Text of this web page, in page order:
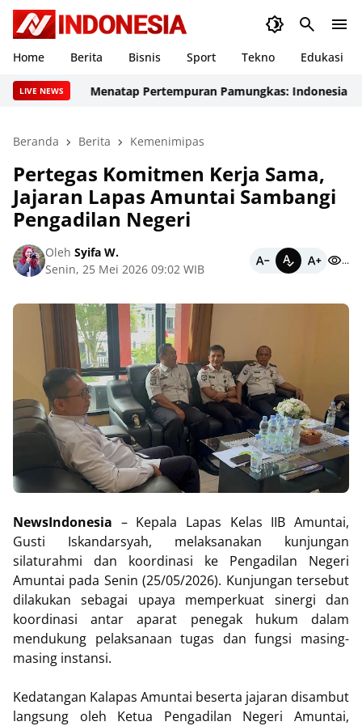
Home Berita Bisnis Sport Tekno Edukasi
LIVE NEWSMenatap Pertempuran Pamungkas: Indonesia
Beranda Berita Kemenimipas
Pertegas Komitmen Kerja Sama,
Jajaran Lapas Amuntai Sambangi
Pengadilan Negeri
Oleh Syifa W.
Senin, 25 Mei 2026 09:02 WIB
...
NewsIndonesia – Kepala Lapas Kelas IIB Amuntai,
Gusti Iskandarsyah, melaksanakan kunjungan
silaturahmi dan koordinasi ke Pengadilan Negeri
Amuntai pada Senin (25/05/2026). Kunjungan tersebut
dilakukan sebagai upaya memperkuat sinergi dan
koordinasi antar aparat penegak hukum dalam
mendukung pelaksanaan tugas dan fungsi masing-
masing instansi.
Kedatangan Kalapas Amuntai beserta jajaran disambut
langsung oleh Ketua Pengadilan Negeri Amuntai,